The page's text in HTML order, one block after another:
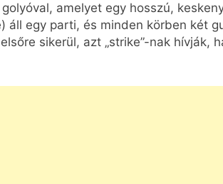
amelyet egy hosszú,
áll egy parti, és minden körben két
sikerül, azt „strike”-nak hívják,